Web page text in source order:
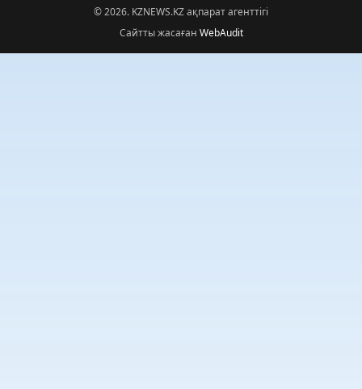
© 2026. KZNEWS.KZ ақпарат агенттігі
Сайтты жасаған WebAudit